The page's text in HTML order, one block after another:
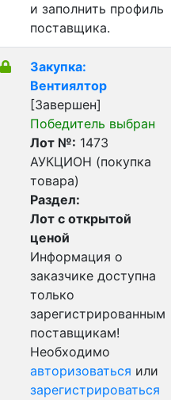
и заполнить профиль
поставщика.
Закупка:
Вентиялтор
[Завершен]
Победитель выбран
Лот №: 1473
АУКЦИОН (покупка
товара)
Раздел:
Лот с открытой
ценой
Информация о
заказчике доступна
только
зарегистрированным
поставщикам!
Необходимо
авторизоваться или
зарегистрироваться